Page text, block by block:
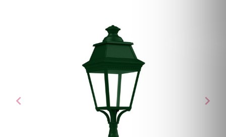
chevron_left chevron_right